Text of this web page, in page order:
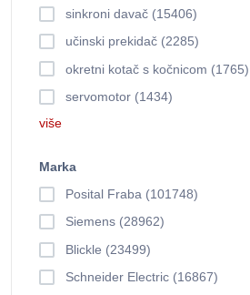
sinkroni davač (15406)
učinski prekidač (2285)
okretni kotač s kočnicom (1765)
servomotor (1434)
više
Marka
Posital Fraba (101748)
Siemens (28962)
Blickle (23499)
Schneider Electric (16867)